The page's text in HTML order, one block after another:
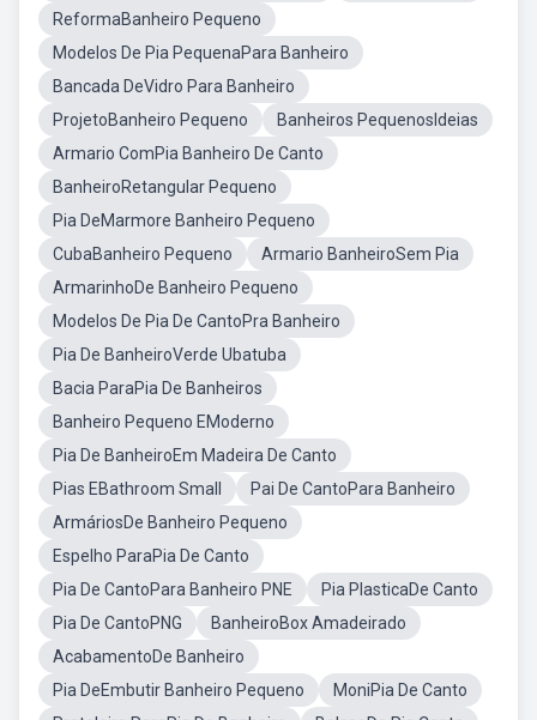
ReformaBanheiro Pequeno
Modelos De Pia PequenaPara Banheiro
Bancada DeVidro Para Banheiro
ProjetoBanheiro Pequeno
Banheiros PequenosIdeias
Armario ComPia Banheiro De Canto
BanheiroRetangular Pequeno
Pia DeMarmore Banheiro Pequeno
CubaBanheiro Pequeno
Armario BanheiroSem Pia
ArmarinhoDe Banheiro Pequeno
Modelos De Pia De CantoPra Banheiro
Pia De BanheiroVerde Ubatuba
Bacia ParaPia De Banheiros
Banheiro Pequeno EModerno
Pia De BanheiroEm Madeira De Canto
Pias EBathroom Small
Pai De CantoPara Banheiro
ArmáriosDe Banheiro Pequeno
Espelho ParaPia De Canto
Pia De CantoPara Banheiro PNE
Pia PlasticaDe Canto
Pia De CantoPNG
BanheiroBox Amadeirado
AcabamentoDe Banheiro
Pia DeEmbutir Banheiro Pequeno
MoniPia De Canto